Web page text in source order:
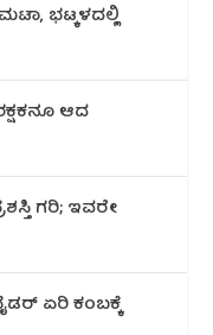
ಭಟ್ಕಳದಲ್ಲಿ
ಆದ
ಗರಿ; ಇವರೇ
ಏರಿ ಕಂಬಕ್ಕೆ